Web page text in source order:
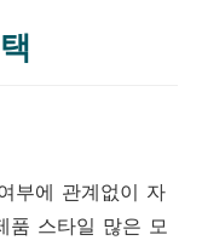
부에 관계없이 자
품 스타일 많은 모